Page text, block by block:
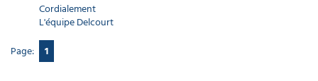
Cordialement
L'équipe Delcourt
Page:
1